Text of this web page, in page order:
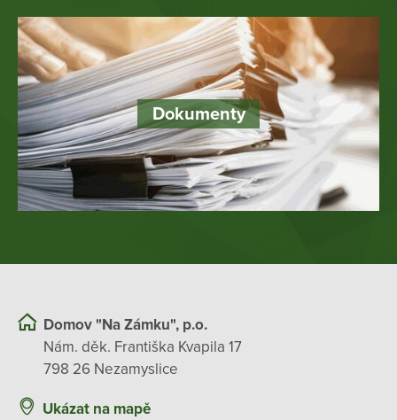
Dokumenty
Domov "Na Zámku", p.o.
Nám. děk. Františka Kvapila 17
798 26 Nezamyslice
Ukázat na mapě